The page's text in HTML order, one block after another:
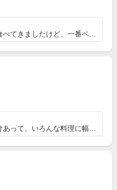
今まで色々なケチャップを食べてきましたけど、一番ベスト...
カンタン酢という名前なだけあって、いろんな料理に幅広く...